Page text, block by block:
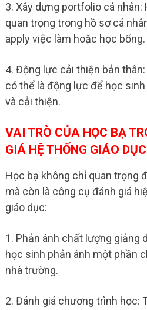
3. Xây dựng portfolio cá nhân:
quan trọng trong hồ sơ cá
apply việc làm hoặc học bổng.
4. Động lực cải thiện bản
có thể là động lực để học
và cải thiện.
VAI TRÒ CỦA HỌC BẠ
GIÁ HỆ THỐNG GIÁO DỤC
Học bạ không chỉ quan trọng
mà còn là công cụ đánh giá
giáo dục:
1. Phản ánh chất lượng giảng
học sinh phản ánh một phần
nhà trường.
2. Đánh giá chương trình học: